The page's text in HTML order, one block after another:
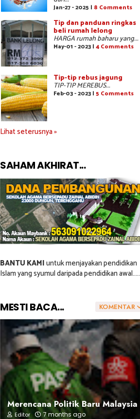
Jan-27 - 2025 | 8 Comments
Tip dan panduan ringkas
beli rumah lelong
HARGA rumah baharu yang...
May-01 - 2023 | 4 Comments
Tip-tip rebus jagung
TIP-TIP MEREBUS...
Feb-03 - 2023 | 5 Comments
Lihat seterusnya »
SAHAM AKHIRAT...
BANTU KAMIuntuk menjayakan pendidikan
Islam yang syumul daripada pendidikan awal.....
KOMENTAR
MESTI BACA...
Merencana Politik Baru Malaysia
Editor 7 months ago